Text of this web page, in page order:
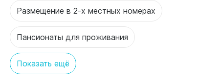
Размещение в 2-х местных номерах
Пансионаты для проживания
Показать ещё